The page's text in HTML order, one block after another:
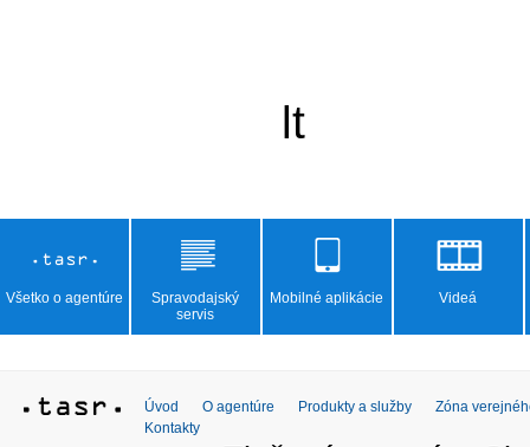
Všetko o agentúre
Spravodajský
servis
Mobilné aplikácie Videá
Úvod O agentúre Produkty a služby
Zóna
Kontakty